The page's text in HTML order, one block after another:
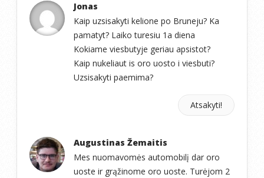
Jonas
Kaip uzsisakyti kelione po Bruneju? Ka
pamatyt? Laiko turesiu 1a diena
Kokiame viesbutyje geriau apsistot?
Kaip nukeliaut is oro uosto i viesbuti?
Uzsisakyti paemima?
Atsakyti!
Augustinas Žemaitis
Mes nuomavomės automobilį dar oro
uoste ir grąžinome oro uoste. Turėjom 2